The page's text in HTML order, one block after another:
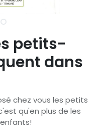
petits-
dans
chez vous les petits
qu'en plus de les